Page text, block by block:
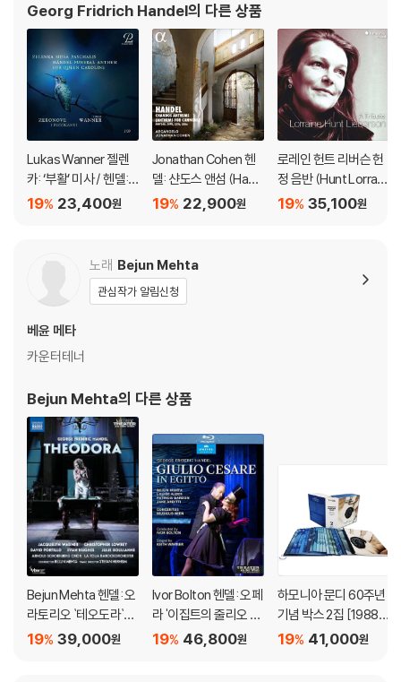
- 헨델의 오페라는 바로크 시대의 오페라 세리아에 속하고, 그 본질은 여
섯 명 정도의 독창자(그중 셋 가량은 카스트라토)들이 펼치는 노래 대결에
있었다. 그런 점에서 본 공연의 출연진은 거의 만점에 가깝다. 카스트라토
를 대신해 빼어난 카운터테너들이 출연하는데, 특히 주빈 메타의 가까운
인척인 인도계 미국인 베준 메타(1968-)와 프랑스의 크리스토프 뒤모(1
979-)는 빼어난 음악성, 자연스런 발성과 놀라운 테크닉으로 팔세토(가
알더(1986-)는 2017년 최고 권위의 카디프 콩쿠르에서 조운 서덜랜드상
을 수상하고 같은 해 인터내셔널 오페라 어워드의 ‘젊은 성악가상’을 수상
한 영국 성악계의 최고 기대주로 손꼽힌다.
DVD/ Blu-ray 구매시 참고 사항 안내드립니다.
※ 4K블루레이, 3D 블루레이 재생 관련 안내
이어를 사용하셔야 합니다. 더불어 플레이어 소프트웨어 최신 버전의 업데
이트, 대용량 케이블 사용이 필수입니다.
니다.
※ 아웃케이스/구성품/포장 상태
1) 제작/배송 과정에서 경미한 아웃케이스 주름, 모서리 눌림 및 갈라짐이
발생할 수 있습니다. 반품을 원하실 경우 미개봉 상태로 문의 부탁드립니
다.
2) 스틸북 케이스 제작 과정에서 기포 혹은 경미한 인쇄 오류가 발생할 수
있습니다.
3) 렌티큘러 스틸북의 경우, 보호필름이 붙어 판매되기도 합니다. 보호필
름 손상에 의한 교환/반품은 불가합니다.
4) 본품 보호를 위해 노란색의 카톤 박스로 재포장한 경우, 카톤박스 손상
에 의한 교환/반품은 불가합니다.
다. 함부르크, 피렌체 등지에서 활동하다 1
Georg Fridrich Handel의 다른 상품
Lukas Wanner 젤렌
카: ‘부활’ 미사 / 헨델:
‘캐롤라인 왕비를 위한
Handel: Funeral Ant
hem for Queen Car
oline)
23,400원
19%
Jonathan Cohen 헨
델: 샨도스 앤섬 (Hand
el: Chandos Anthe
22,900원
19%
로레인 헌트 리버슨 헌
정 음반 (Hunt Lorrain
e Lieberson Tribut
35,100원
19%
노래 Bejun Mehta
관심작가 알림신청
베윤 메타
카운터테너
Bejun Mehta의 다른 상품
Bejun Mehta 헨델: 오
라토리오 `테오도라`
(Handel: Theodora)
39,000원
19%
Ivor Bolton 헨델: 오페
라 '이집트의 줄리오 체
사레' - 이보르 볼튼 (H
46,800원
19%
하모니아 문디 60주년
기념 박스 2집 [1988-
2018 패밀리 스피리
41,000원
19%